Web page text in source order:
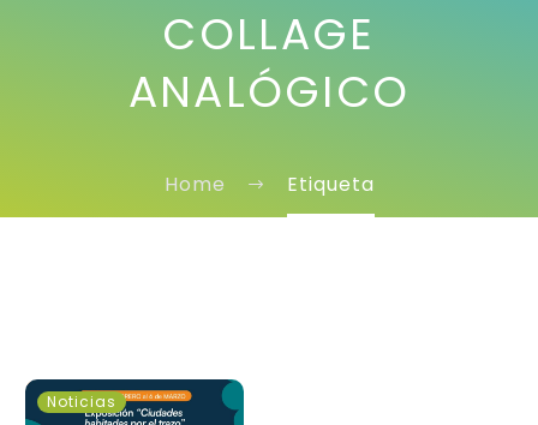
COLLAGE
ANALÓGICO
Home Etiqueta
Exposición
Noticias